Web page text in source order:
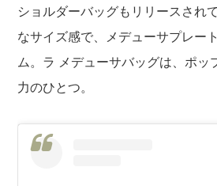
ショルダーバッグもリリースされ
なサイズ感で、メデューサプレー
ム。ラ メデューサバッグは、ポッ
力のひとつ。